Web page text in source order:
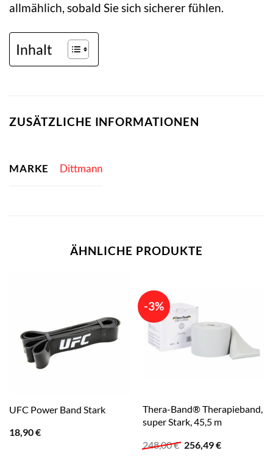
allmählich, sobald Sie sich sicherer fühlen.
Inhalt
ZUSÄTZLICHE INFORMATIONEN
MARKE Dittmann
ÄHNLICHE PRODUKTE
UFC Power Band Stark
18,90€
-3%
Thera-Band® Therapieband,
super Stark, 45,5 m
248,00€ Ursprünglicher
256,49€Aktueller